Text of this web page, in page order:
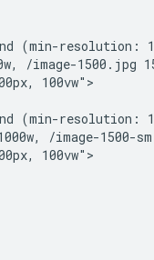
(min-resolution:
/image-1500.jpg
100vw">
(min-resolution:
/image-1500-
100vw">